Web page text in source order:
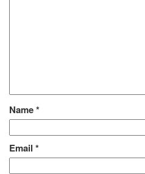
Name*
Email *